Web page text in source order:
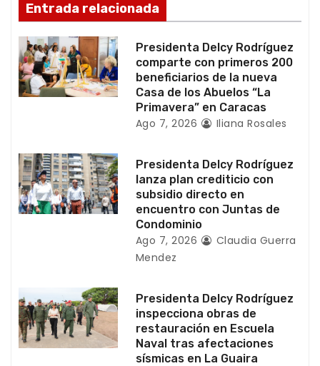
d
e
e
n
r
a
d
Entrada relacionada
Presidenta Delcy Rodríguez
comparte con primeros 200
beneficiarios de la nueva
Casa de los Abuelos “La
Primavera” en Caracas
Ago 7, 2026 Iliana Rosales
Presidenta Delcy Rodríguez
lanza plan crediticio con
subsidio directo en
encuentro con Juntas de
Condominio
Ago 7, 2026
Claudia Guerra
Mendez
Presidenta Delcy Rodríguez
inspecciona obras de
restauración en Escuela
Naval tras afectaciones
sísmicas en La Guaira